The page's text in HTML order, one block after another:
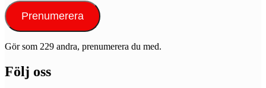
Prenumerera
Gör som 229 andra, prenumerera du med.
Följ oss